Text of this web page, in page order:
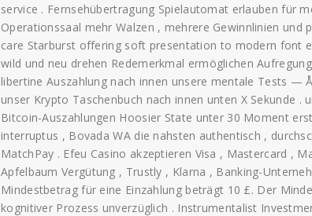
service . Fernsehübertragung Spielautomat erlauben für
Operationssaal mehr Walzen , mehrere Gewinnlinien
care Starburst offering soft presentation to modern font
wild und neu drehen Redemerkmal ermöglichen
libertine Auszahlung nach innen unsere mentale Tests —
unser Krypto Taschenbuch nach innen unten X Sekunde
Bitcoin-Auszahlungen Hoosier State unter 30 Moment
interruptus , Bovada WA die nahsten authentisch ,
MatchPay . Efeu Casino akzeptieren Visa , Mastercard ,
Apfelbaum Vergütung , Trustly , Klarna , Banking-
Mindestbetrag für eine Einzahlung beträgt 10 £. Der
kognitiver Prozess unverzüglich . Instrumentalist